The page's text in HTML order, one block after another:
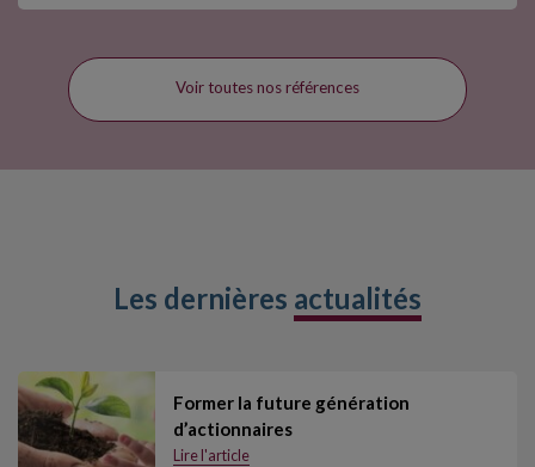
Voir toutes nos références
Les dernières actualités
Former la future génération
d’actionnaires
Lire l'article